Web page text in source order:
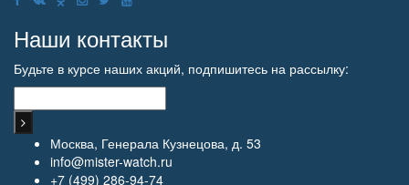
Наши контакты
Будьте в курсе наших акций, подпишитесь на рассылку:
Москва, Генерала Кузнецова, д. 53
info@mister-watch.ru
+7 (499) 286-94-74